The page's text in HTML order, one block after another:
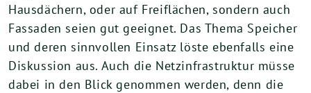
Hausdächern, oder auf Freiflächen, sondern auch
Fassaden seien gut geeignet. Das Thema Speicher
und deren sinnvollen Einsatz löste ebenfalls eine
Diskussion aus. Auch die Netzinfrastruktur müsse
dabei in den Blick genommen werden, denn die